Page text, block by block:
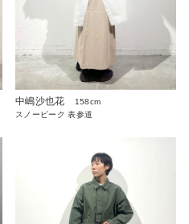
中嶋沙也花
158cm
スノーピーク 表参道